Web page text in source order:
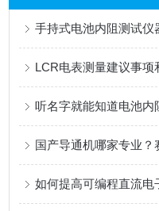
手持式电池内阻测试仪
LCR电表测量建议事项
如何提高可编程直流电